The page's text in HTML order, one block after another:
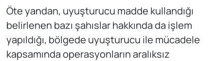
Öte yandan, uyuşturucu madde kullandığı
belirlenen bazı şahıslar hakkında da işlem
yapıldığı, bölgede uyuşturucu ile mücadele
kapsamında operasyonların aralıksız